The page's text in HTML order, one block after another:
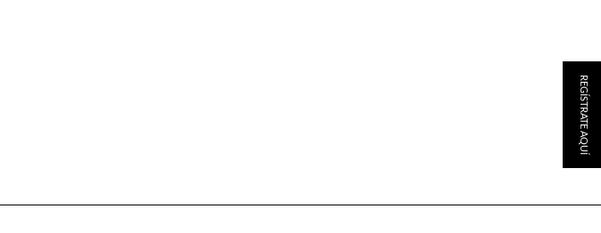
REGÍSTRATE AQUÍ